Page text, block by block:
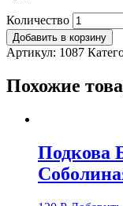
Количество
Добавить в корзину
Артикул: 1087
Похожие
Подкова